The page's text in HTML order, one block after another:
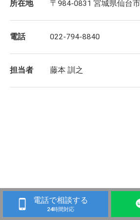
所在地 〒984-0831 宮城県仙台
電話 022-794-8840
担当者 藤本 訓之
電話で相談する
24時間対応